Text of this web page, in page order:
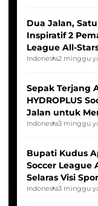
Dua Jalan,
Inspiratif 2
League All-
Seleksi Timnas
Indonesia2 minggu
Sepak Terjang
HYDROPLUS
Jalan untuk
Indonesia Putri
Indonesia3 minggu
Bupati Kudus
Soccer League
Selaras Visi
Indonesia3 minggu